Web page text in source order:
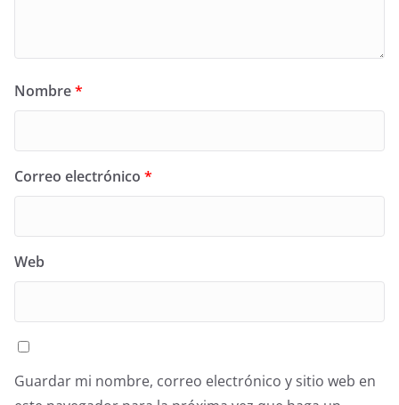
Nombre*
Correo electrónico *
Web
Guardar mi nombre, correo electrónico y sitio web en